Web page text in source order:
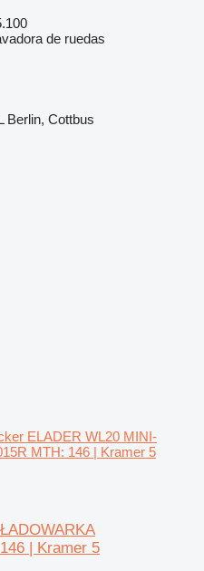
de ruedas
Berlin, Cottbus
ELADER WL20 MINI-
MTH: 146 | Kramer 5
| Kramer 5